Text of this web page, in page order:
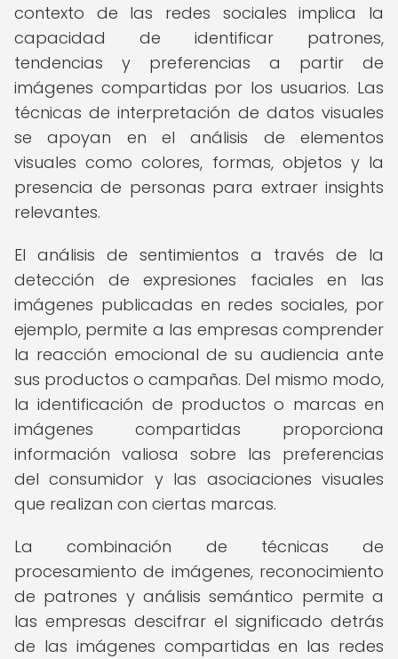
contexto de las redes sociales implica la
capacidad de identificar patrones,
tendencias y preferencias a partir de
imágenes compartidas por los usuarios. Las
técnicas de interpretación de datos visuales
se apoyan en el análisis de elementos
visuales como colores, formas, objetos y la
presencia de personas para extraer insights
relevantes.
El análisis de sentimientos a través de la
detección de expresiones faciales en las
imágenes publicadas en redes sociales, por
ejemplo, permite a las empresas comprender
la reacción emocional de su audiencia ante
sus productos o campañas. Del mismo modo,
la identificación de productos o marcas en
imágenes compartidas proporciona
información valiosa sobre las preferencias
del consumidor y las asociaciones visuales
que realizan con ciertas marcas.
La combinación de técnicas de
procesamiento de imágenes, reconocimiento
de patrones y análisis semántico permite a
las empresas descifrar el significado detrás
de las imágenes compartidas en las redes